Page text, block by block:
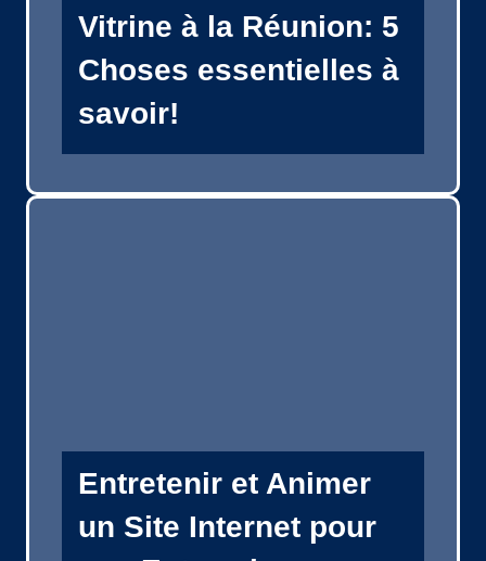
Vitrine à la Réunion: 5
Choses essentielles à
savoir!
Entretenir et Animer
un Site Internet pour